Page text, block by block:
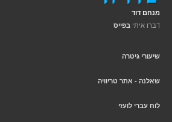
מנחם דוד
דברו איתי בפייס
שיעורי גיטרה
שאלנה - אתר טריוויה
לוח עברי לועזי